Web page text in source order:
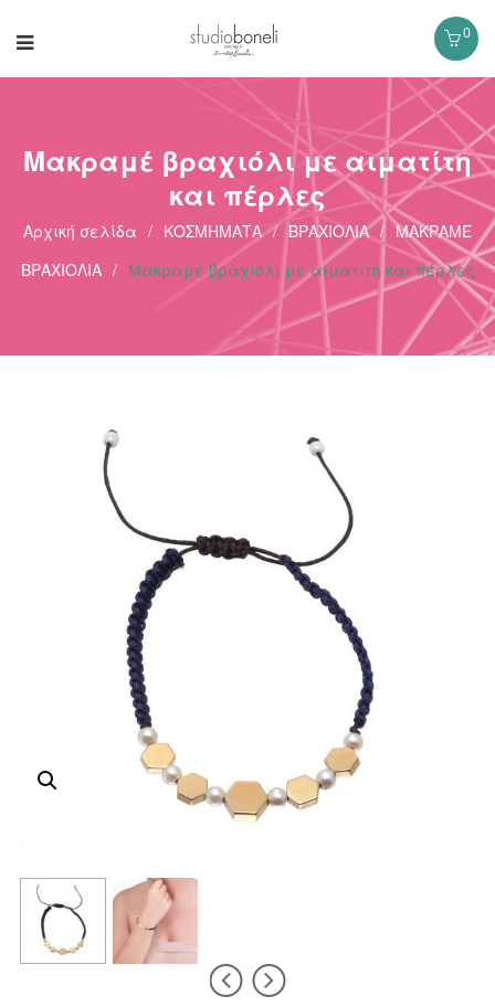
0
Μακραμέ βραχιόλι με αιματίτη
και πέρλες
Αρχική σελίδα / ΚΟΣΜΗΜΑΤΑ / ΒΡΑΧΙΟΛΙΑ / ΜΑΚΡΑΜΕ
ΒΡΑΧΙΟΛΙΑ / Μακραμέ βραχιόλι με αιματίτη και πέρλες